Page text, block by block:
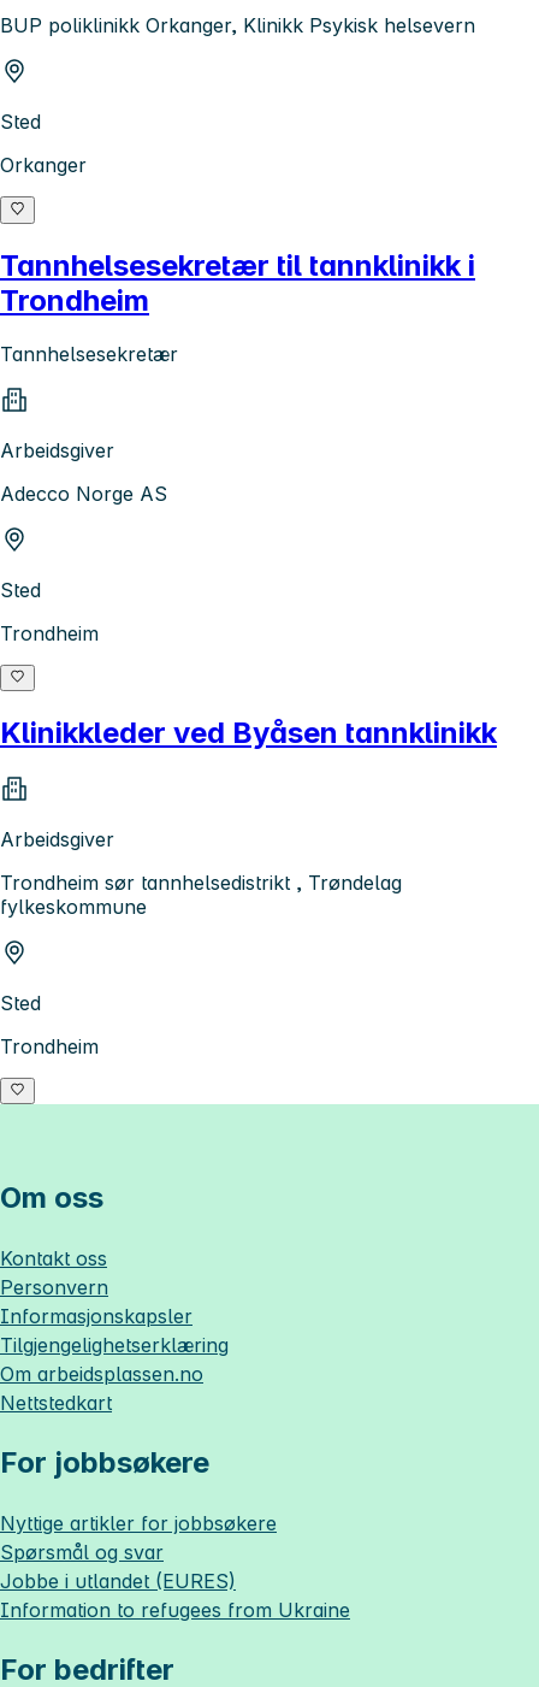
BUP poliklinikk Orkanger, Klinikk Psykisk helsevern
Sted
Orkanger
Tannhelsesekretær til tannklinikk i
Trondheim
Tannhelsesekretær
Arbeidsgiver
Adecco Norge AS
Sted
Trondheim
Klinikkleder ved Byåsen tannklinikk
Arbeidsgiver
Trondheim sør tannhelsedistrikt , Trøndelag
fylkeskommune
Sted
Trondheim
Om oss
Kontakt oss
Personvern
Informasjonskapsler
Tilgjengelighetserklæring
Om arbeidsplassen.no
Nettstedkart
For jobbsøkere
Nyttige artikler for jobbsøkere
Spørsmål og svar
Jobbe i utlandet (EURES)
Information to refugees from Ukraine
For bedrifter